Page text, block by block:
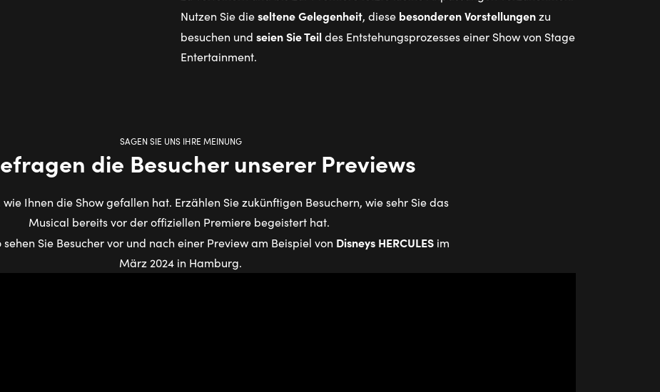
Nutzen Sie dieseltene Gelegenheit, diese besonderen Vorstellungenzu
besuchen und seien Sie Teildes Entstehungsprozesses einer Show von Stage
Entertainment.
SAGEN SIE UNS IHRE MEINUNG
die Besucher unserer Previews
wie Ihnen die Show gefallen hat. Erzählen Sie zukünftigen Besuchern, wie sehr Sie das
Musical bereits vor der offiziellen Premiere begeistert hat.
sehen Sie Besucher vor und nach einer Preview am Beispiel von Disneys HERCULES im
März 2024 in Hamburg.